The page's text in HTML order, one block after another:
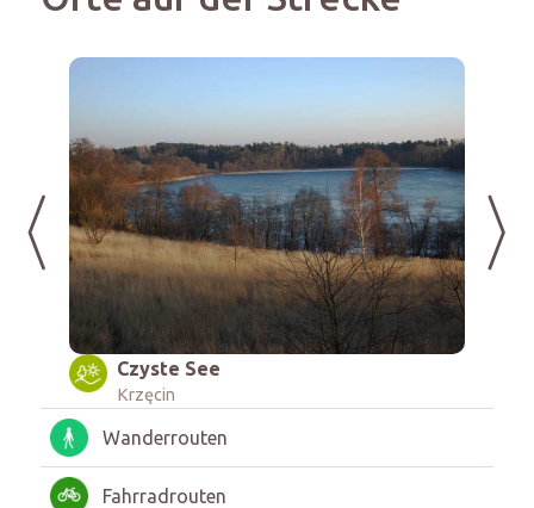
Czyste See
Krzęcin
Wanderrouten
Fahrradrouten